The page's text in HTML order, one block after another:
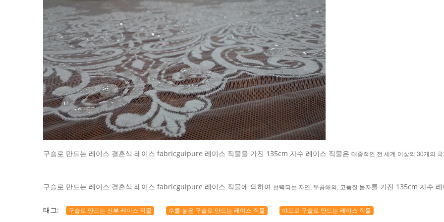
구슬로 만드는 레이스 결혼식 레이스 fabricguipure 레이스 직물을 가진 135cm 자수 레이스 직물은 대중적인 전 세계 이상의 30개의
구슬로 만드는 레이스 결혼식 레이스 fabricguipure 레이스 직물에 의하여 선택되는 자연, 무공해의, 고품질 물자를 가진 135cm 자수
태그: 구슬로 만드는 신부 레이스 직물 수를 놓은 구슬로 만드는 레이스 직물 야드로 구슬로 만드는 레이스 직물